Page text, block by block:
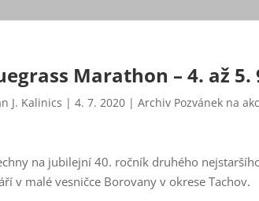
Marathon – 4. až
J. Kalinics |4. 7. 2020 |Archiv Pozvánek na
na jubilejní 40. ročník druhého
v malé vesničce Borovany v okrese Tachov.